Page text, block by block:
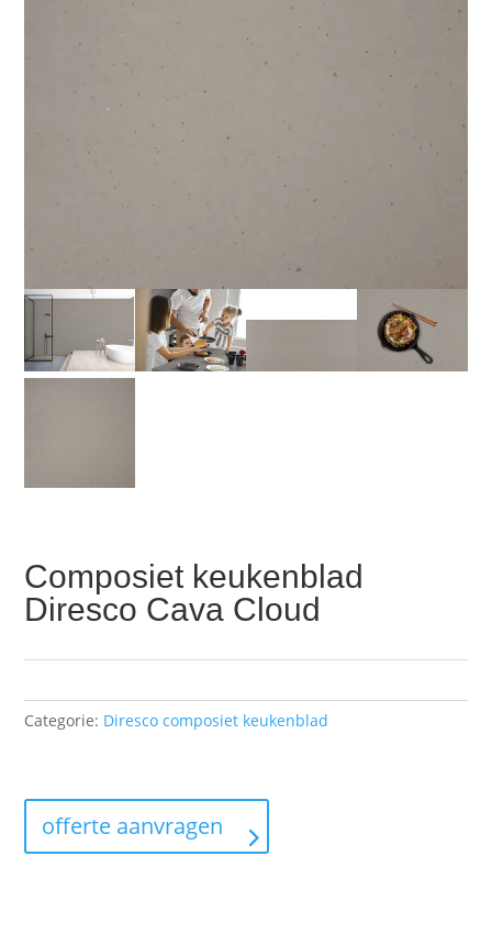
Composiet keukenblad
Diresco Cava Cloud
Categorie: Diresco composiet keukenblad
offerte aanvragen